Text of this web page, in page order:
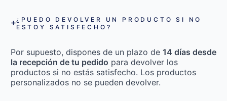
¿PUEDO DEVOLVER UN PRODUCTO SI NO
ESTOY SATISFECHO?
Por supuesto, dispones de un plazo de 14 días desde
la recepción de tu pedido para devolver los
productos si no estás satisfecho. Los productos
personalizados no se pueden devolver.